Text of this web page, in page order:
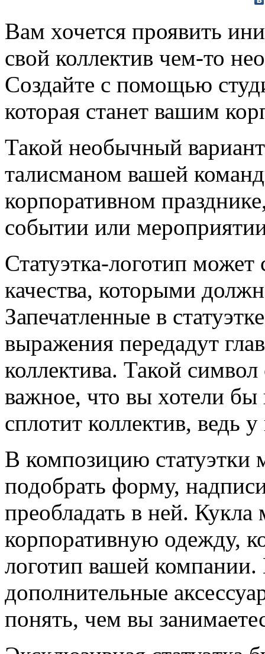
Вам хочется проявить
свой коллектив чем-то
Создайте с помощью
которая станет вашим
Такой необычный вариант
талисманом вашей
корпоративном
событии или
Статуэтка-логотип может
качества, которыми
Запечатленные в
выражения передадут
коллектива. Такой
важное, что вы хотели бы
сплотит коллектив, ведь
В композицию статуэтки
подобрать форму,
преобладать в ней.
корпоративную одежду,
логотип вашей
дополнительные
понять, чем вы